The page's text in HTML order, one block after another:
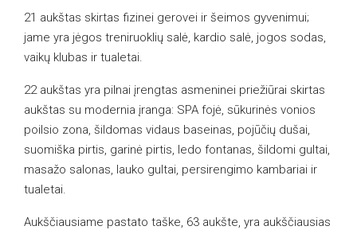
21 aukštas skirtas fizinei gerovei ir šeimos gyvenimui;
jame yra jėgos treniruoklių salė, kardio salė, jogos sodas,
vaikų klubas ir tualetai.
22 aukštas yra pilnai įrengtas asmeninei priežiūrai skirtas
aukštas su modernia įranga: SPA fojė, sūkurinės vonios
poilsio zona, šildomas vidaus baseinas, pojūčių dušai,
suomiška pirtis, garinė pirtis, ledo fontanas, šildomi gultai,
masažo salonas, lauko gultai, persirengimo kambariai ir
tualetai.
Aukščiausiame pastato taške, 63 aukšte, yra aukščiausias